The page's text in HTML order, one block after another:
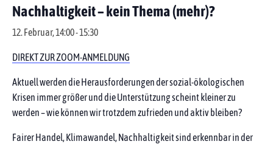
Nachhaltigkeit – kein Thema (mehr)?
12. Februar, 14:00-15:30
DIREKT ZUR ZOOM-ANMELDUNG
Aktuell werden die Herausforderungen der sozial-ökologischen
Krisen immer größer und die Unterstützung scheint kleiner zu
werden – wie können wir trotzdem zufrieden und aktiv bleiben?
Fairer Handel, Klimawandel, Nachhaltigkeit sind erkennbar in der